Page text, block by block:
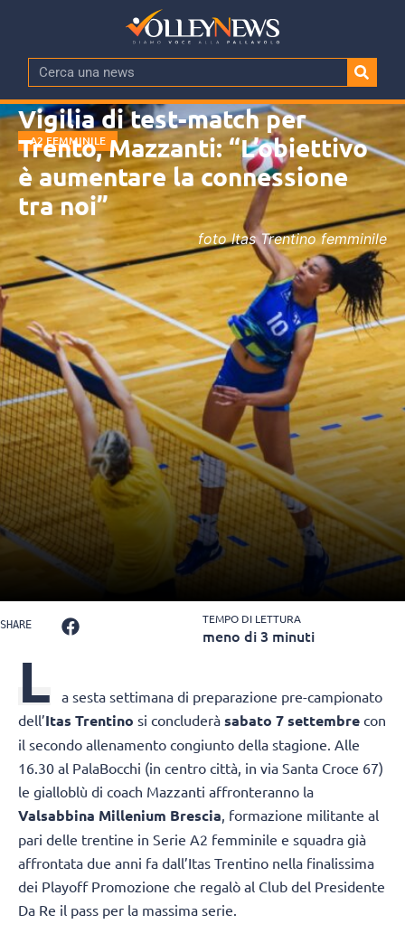
A2 FEMMINILE
Vigilia di test-match per
Trento, Mazzanti: “L’obiettivo
è aumentare la connessione
tra noi”
foto Itas Trentino femminile
SHARE TEMPO DI LETTURA
meno di 3 minuti
L
a sesta settimana di preparazione pre-campionato
dell’Itas Trentino si concluderà sabato 7 settembre con
il secondo allenamento congiunto della stagione. Alle
16.30 al PalaBocchi (in centro città, in via Santa Croce 67)
le gialloblù di coach Mazzanti affronteranno la
Valsabbina Millenium Brescia, formazione militante al
pari delle trentine in Serie A2 femminile e squadra già
affrontata due anni fa dall’Itas Trentino nella finalissima
dei Playoff Promozione che regalò al Club del Presidente
Da Re il pass per la massima serie.